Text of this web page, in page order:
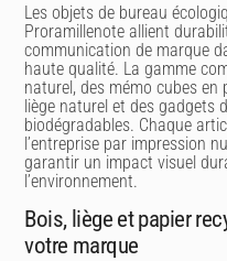
Les objets de bureau
Proramillenote allient
communication de marque
haute qualité. La gamme
naturel, des mémo cubes en
liège naturel et des gadgets
biodégradables. Chaque
l’entreprise par impression
garantir un impact visuel
l’environnement.
Bois, liège et papier
votre marque